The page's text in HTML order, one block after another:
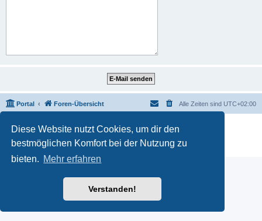
Diese Website nutzt Cookies, um dir den
bestmöglichen Komfort bei der Nutzung zu
bieten. Mehr erfahren
Verstanden!
Portal Foren-Übersicht Alle Zeiten sind UTC+02:00
Powered by phpBB
® Forum Software © phpBB Limited
Deutsche Übersetzung durch
Datenschutz|Nutzungsbedingungen